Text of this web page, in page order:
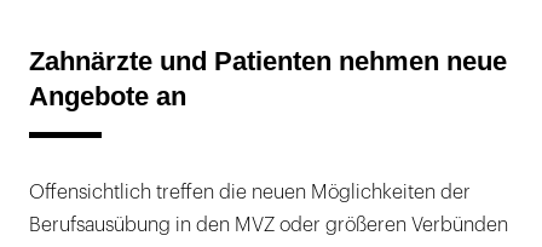
Zahnärzte und Patienten nehmen neue
Angebote an
Offensichtlich treffen die neuen Möglichkeiten der
Berufsausübung in den MVZ oder größeren Verbünden